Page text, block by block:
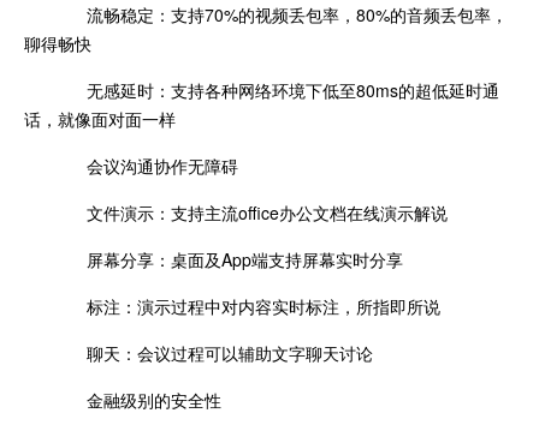
流畅稳定：支持70%的视频丢包率，80%的音频丢包率，
聊得畅快
无感延时：支持各种网络环境下低至80ms的超低延时通
话，就像面对面一样
会议沟通协作无障碍
文件演示：支持主流office办公文档在线演示解说
屏幕分享：桌面及App端支持屏幕实时分享
标注：演示过程中对内容实时标注，所指即所说
聊天：会议过程可以辅助文字聊天讨论
金融级别的安全性